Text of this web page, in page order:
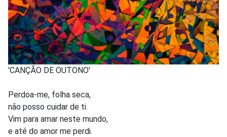
'CANÇÃO DE OUTONO'
Perdoa-me, folha seca,
não posso cuidar de ti.
Vim para amar neste mundo,
e até do amor me perdi.